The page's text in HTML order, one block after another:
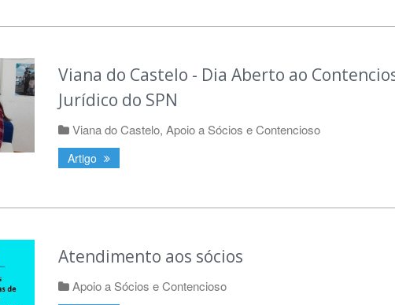
Viana do Castelo - Dia Aberto ao
Jurídico do SPN
Viana do Castelo, Apoio a Sócios e Contencioso
Artigo
Atendimento aos sócios
Apoio a Sócios e Contencioso